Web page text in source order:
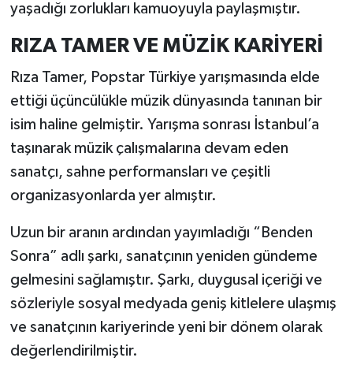
yaşadığı zorlukları kamuoyuyla paylaşmıştır.
RIZA TAMER VE MÜZİK KARİYERİ
Rıza Tamer, Popstar Türkiye yarışmasında elde
ettiği üçüncülükle müzik dünyasında tanınan bir
isim haline gelmiştir. Yarışma sonrası İstanbul’a
taşınarak müzik çalışmalarına devam eden
sanatçı, sahne performansları ve çeşitli
organizasyonlarda yer almıştır.
Uzun bir aranın ardından yayımladığı “Benden
Sonra” adlı şarkı, sanatçının yeniden gündeme
gelmesini sağlamıştır. Şarkı, duygusal içeriği ve
sözleriyle sosyal medyada geniş kitlelere ulaşmış
ve sanatçının kariyerinde yeni bir dönem olarak
değerlendirilmiştir.